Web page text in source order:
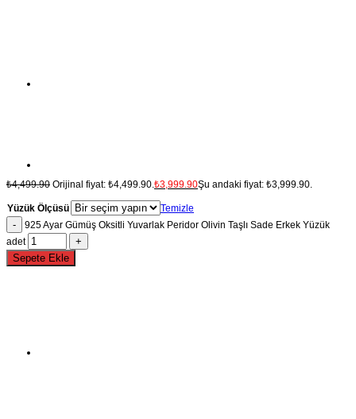
₺4,499.90 Orijinal fiyat: ₺4,499.90. ₺3,999.90Şu andaki fiyat: ₺3,999.90.
Yüzük Ölçüsü
Temizle
925 Ayar Gümüş Oksitli Yuvarlak Peridor Olivin Taşlı Sade Erkek Yüzük
adet
Sepete Ekle